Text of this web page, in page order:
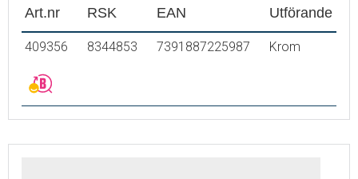
Art.nr RSK EAN Utförande
409356 8344853 7391887225987 Krom